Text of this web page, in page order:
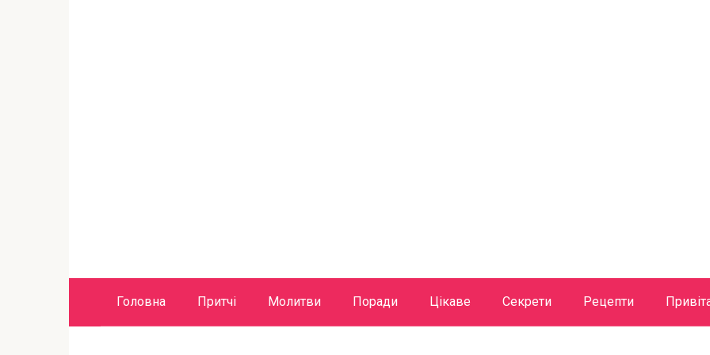
Головна Притчі Молитви Поради Цікаве Секрети Рецепти